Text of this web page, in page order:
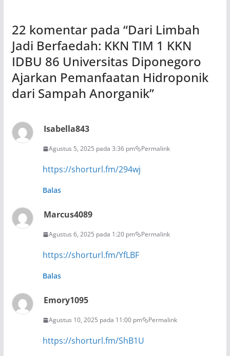
22 komentar pada “Dari Limbah
Jadi Berfaedah: KKN TIM 1 KKN
IDBU 86 Universitas Diponegoro
Ajarkan Pemanfaatan Hidroponik
dari Sampah Anorganik”
Isabella843
Agustus 5, 2025 pada 3:36 pm Permalink
https://shorturl.fm/294wj
Balas
Marcus4089
Agustus 6, 2025 pada 1:20 pm Permalink
https://shorturl.fm/YfLBF
Balas
Emory1095
Agustus 10, 2025 pada 11:00 pm Permalink
https://shorturl.fm/ShB1U